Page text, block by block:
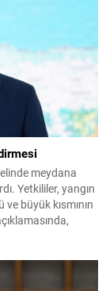
meydana
Yetkililer, yangın
büyük kısmının
altına
şu...